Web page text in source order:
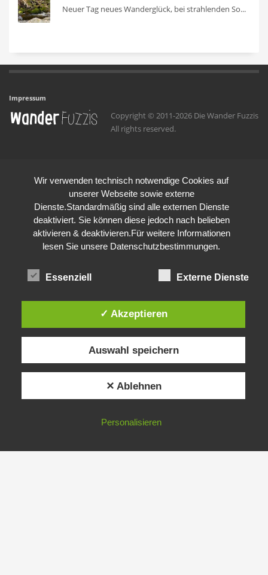
Neuer Tag neues Wanderglück, bei strahlenden So...
Impressum
Copyright © 2011-2026 Die Wander Fuzzis
All rights reserved.
Wir verwenden technisch notwendige Cookies auf
unserer Webseite sowie externe
Dienste.Standardmäßig sind alle externen Dienste
deaktiviert. Sie können diese jedoch nach belieben
aktivieren & deaktivieren.Für weitere Informationen
lesen Sie unsere Datenschutzbestimmungen.
Essenziell Externe Dienste
✓ Akzeptieren
Auswahl speichern
✕ Ablehnen
Personalisieren